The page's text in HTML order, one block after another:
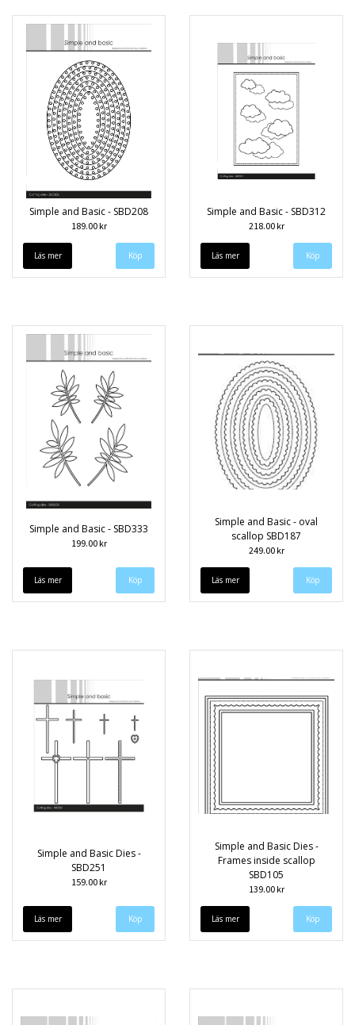
Simple and Basic - SBD208
189.00 kr
Läs mer
Simple and Basic - SBD312
218.00 kr
Läs mer
Simple and Basic - SBD333
199.00 kr
Läs mer
Simple and Basic - oval
scallop SBD187
249.00 kr
Läs mer
Simple and Basic Dies -
SBD251
159.00 kr
Läs mer
Simple and Basic Dies -
Frames inside scallop
SBD105
139.00 kr
Läs mer